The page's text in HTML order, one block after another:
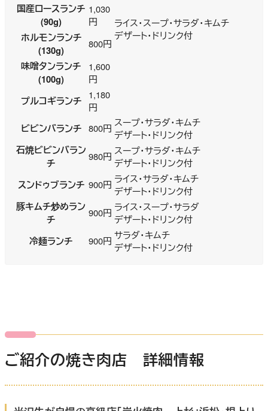
ライス・スープ・サラダ・キムチ
デザート・ドリンク付
国産ロースランチ
(90g)
1,030
円
ホルモンランチ
(130g)
800円
味噌タンランチ
(100g)
1,600
円
プルコギランチ
1,180
円
ビビンバランチ 800円 スープ・サラダ・キムチ
デザート・ドリンク付
石焼ビビンバラン
チ
980円 スープ・サラダ・キムチ
デザート・ドリンク付
スンドゥブランチ 900円 ライス・サラダ・キムチ
デザート・ドリンク付
豚キムチ炒めラン
チ
900円 ライス・スープ・サラダ
デザート・ドリンク付
冷麺ランチ 900円 サラダ・キムチ
デザート・ドリンク付
ご紹介の焼き肉店 詳細情報